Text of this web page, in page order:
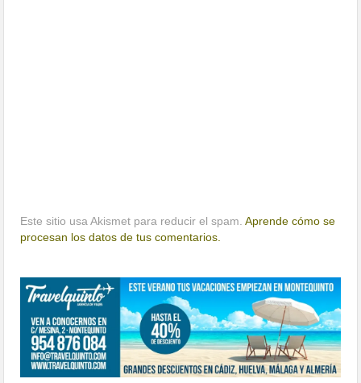
Este sitio usa Akismet para reducir el spam.Aprende cómo se
procesan los datos de tus comentarios.